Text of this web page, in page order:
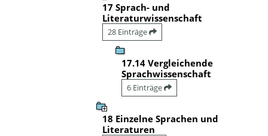
17 Sprach- und
Literaturwissenschaft
28 Einträge
17.14 Vergleichende
Sprachwissenschaft
6 Einträge
18 Einzelne Sprachen und
Literaturen